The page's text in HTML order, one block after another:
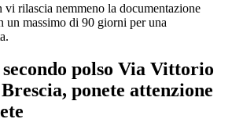
vi rilascia nemmeno la documentazione
un massimo di 90 giorni per una
polso Via Vittorio
, ponete attenzione